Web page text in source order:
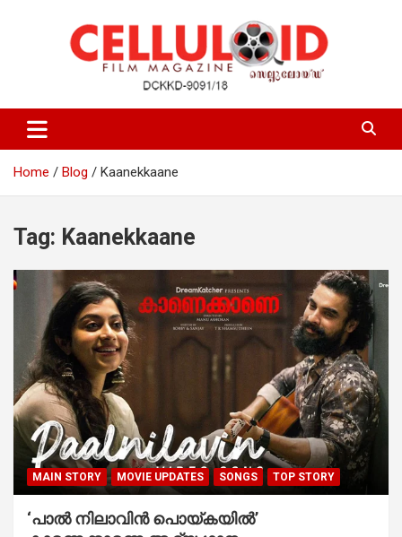
celluloid
Home Blog Kaanekkaane
Tag: Kaanekkaane
MAIN STORY MOVIE UPDATES SONGS TOP STORY
‘പാല്‍ നിലാവിന്‍ പൊയ്കയില്‍’